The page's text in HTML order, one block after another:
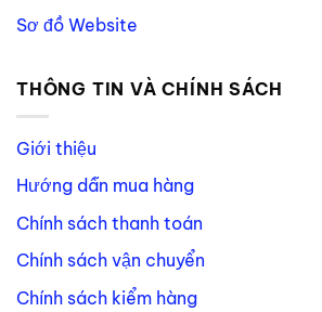
Sơ đồ Website
THÔNG TIN VÀ CHÍNH SÁCH
Giới thiệu
Hướng dẫn mua hàng
Chính sách thanh toán
Chính sách vận chuyển
Chính sách kiểm hàng